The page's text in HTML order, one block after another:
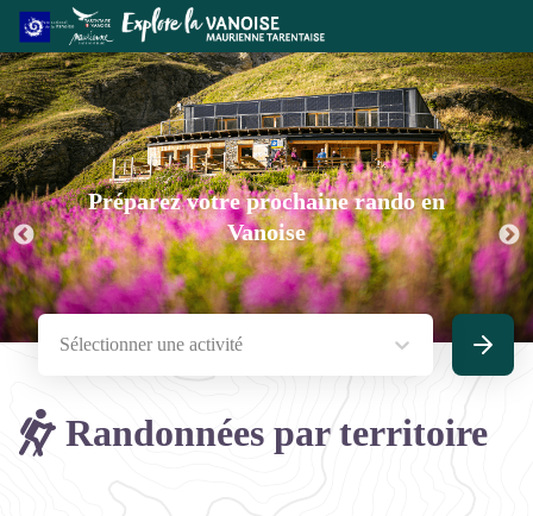
Préparez votre prochaine rando en
Vanoise
Sélectionner une activité
Randonnées par territoire